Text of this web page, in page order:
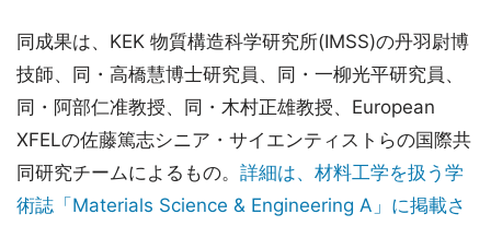
同成果は、KEK 物質構造科学研究所(IMSS)の丹羽尉博
技師、同・高橋慧博士研究員、同・一柳光平研究員、
同・阿部仁准教授、同・木村正雄教授、European
XFELの佐藤篤志シニア・サイエンティストらの国際共
同研究チームによるもの。 詳細は、材料工学を扱う学
術誌「Materials Science & Engineering A」に掲載さ